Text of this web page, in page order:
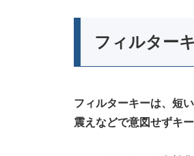
フィルター
フィルターキーは、短
震えなどで意図せずキ